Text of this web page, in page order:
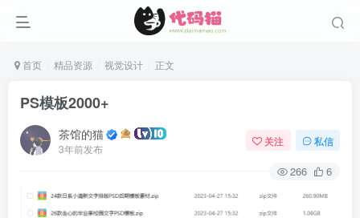
首页 精品资源 视觉设计 正文
PS模板2000+
茶馆的猫
3年前发布
关注 私信
266 6